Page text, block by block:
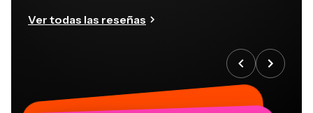
Ver todas las reseñas